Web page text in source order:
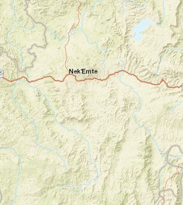
Jour 1
Bienvenue au Kenya !